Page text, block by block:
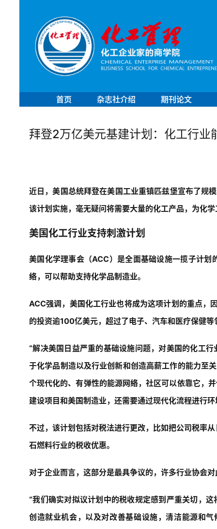
首页 杂志社介绍 期刊论文
拜登2万亿美元基建计划：化工行业
近日，美国总统拜登在美国工业重镇匹兹堡宣布了规
该计划实施，毫无疑问将需要大量的化工产品，为化
美国化工行业支持刺激计划
美国化学理事会（ACC）是全面基础设施一揽子计
络，可以帮助支持化学品制造业。
ACC强调，美国化工行业也将成为这项计划的重点
的投资逾100亿美元，超过了电子、汽车和医疗保健等
“解决美国日益严重的基础设施问题，对美国的化工
于化学品制造以及行业创新和创造高薪工作的能力至
个现代化的、有弹性的能源网络，社区可以依靠它，
建设项目和美国制造业，还需要通过现代化流程进行
不过，该计划包括对税法进行更改，比如把公司税率
石燃料行业的税收优惠。
对于企业而言，这部分是最具争议的，许多行业协会
“我们确实对拟议计划中的税收规定感到严重关切，
创造就业机会，以及对改善基础设施，清洁能源和